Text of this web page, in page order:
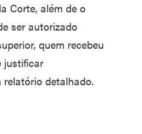
Corte, além de o
ser autorizado
quem recebeu
justificar
detalhado.